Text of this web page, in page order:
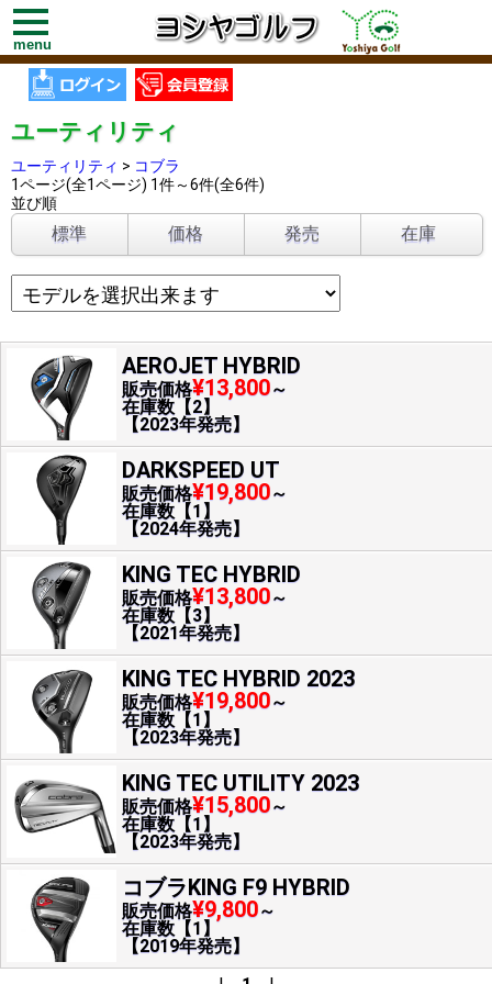
toggle
navigation
menu
ユーティリティ
ユーティリティ > コブラ
1ページ(全1ページ) 1件～6件(全6件)
並び順
標準 価格 発売 在庫
AEROJET HYBRID
販売価格¥13,800～
在庫数【2】
【2023年発売】
DARKSPEED UT
販売価格¥19,800～
在庫数【1】
【2024年発売】
KING TEC HYBRID
販売価格¥13,800～
在庫数【3】
【2021年発売】
KING TEC HYBRID 2023
販売価格¥19,800～
在庫数【1】
【2023年発売】
KING TEC UTILITY 2023
販売価格¥15,800～
在庫数【1】
【2023年発売】
コブラKING F9 HYBRID
販売価格¥9,800～
在庫数【1】
【2019年発売】